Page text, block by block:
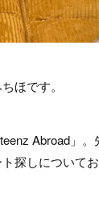
ほです。
Abroad」
探しについてお